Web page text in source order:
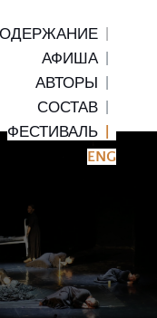
АФИША
АВТОРЫ
СОСТАВ
ФЕСТИВАЛЬ
ENG